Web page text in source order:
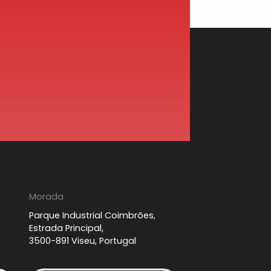
Morada
Parque Industrial Coimbrões,
Estrada Principal,
3500-891 Viseu, Portugal